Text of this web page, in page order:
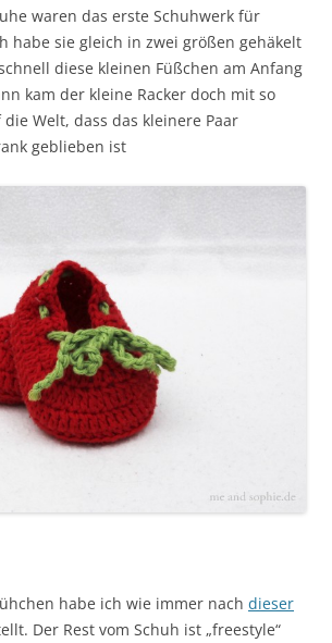
waren das erste Schuhwerk für
habe sie gleich in zwei größen gehäkelt
diese kleinen Füßchen am Anfang
kam der kleine Racker doch mit so
Welt, dass das kleinere Paar
geblieben ist
habe ich wie immer nach dieser
Der Rest vom Schuh ist „freestyle“